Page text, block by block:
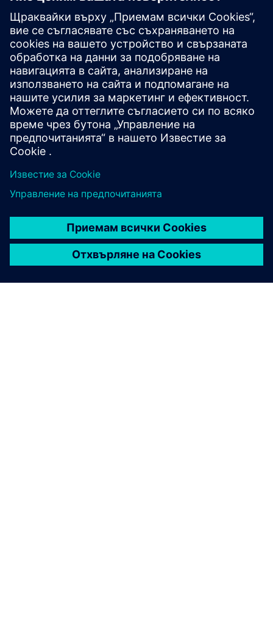
Допълнителна информация и
ресурси
Вижте нашите дигитални решения
Предпоставки
Няма